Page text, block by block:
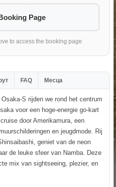
Page
to access the booking page
FAQ Месца
S rijden we rond het centrum
voor een hoge-energie go-kart
door Amerikamura, een
en jeugdmode. Rij
geniet van de neon
de leuke sfeer van Namba. Deze
mix van sightseeing, plezier, en